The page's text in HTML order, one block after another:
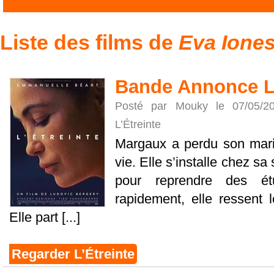
Liste des films de Eva
Bande Annonce
Posté par Mouky le 07/05/
L’Étreinte
Margaux a perdu son
vie. Elle s’installe chez sa
pour reprendre des
rapidement, elle ressent
Elle part [...]
Regarder L’Étreinte